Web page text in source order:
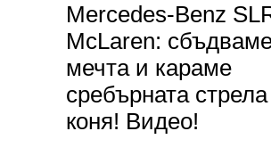
Mercedes-Benz
McLaren:
мечта и караме
сребърната
коня! Видео!